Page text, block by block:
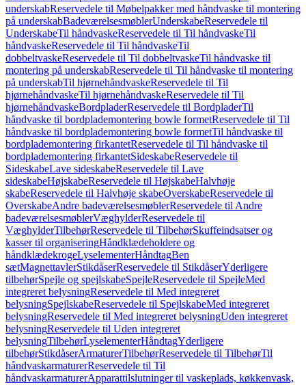
underskabReservedele til Møbelpakker med håndvaske til montering
på underskabBadeværelsesmøblerUnderskabeReservedele til
UnderskabeTil håndvaskeReservedele til Til håndvaskeTil
håndvaskeReservedele til Til håndvaskeTil
dobbeltvaskeReservedele til Til dobbeltvaskeTil håndvaske til
montering på underskabReservedele til Til håndvaske til montering
på underskabTil hjørnehåndvaskeReservedele til Til
hjørnehåndvaskeTil hjørnehåndvaskeReservedele til Til
hjørnehåndvaskeBordpladerReservedele til BordpladerTil
håndvaske til bordplademontering bowle formetReservedele til Til
håndvaske til bordplademontering bowle formetTil håndvaske til
bordplademontering firkantetReservedele til Til håndvaske til
bordplademontering firkantetSideskabeReservedele til
SideskabeLave sideskabeReservedele til Lave
sideskabeHøjskabeReservedele til HøjskabeHalvhøje
skabeReservedele til Halvhøje skabeOverskabeReservedele til
OverskabeAndre badeværelsesmøblerReservedele til Andre
badeværelsesmøblerVæghylderReservedele til
VæghylderTilbehørReservedele til TilbehørSkuffeindsatser og
kasser til organiseringHåndklædeholdere og
håndklædekrogeLyselementerHåndtagBen
sætMagnettavlerStikdåserReservedele til StikdåserYderligere
tilbehørSpejle og spejlskabeSpejleReservedele til SpejleMed
integreret belysningReservedele til Med integreret
belysningSpejlskabeReservedele til SpejlskabeMed integreret
belysningReservedele til Med integreret belysningUden integreret
belysningReservedele til Uden integreret
belysningTilbehørLyselementerHåndtagYderligere
tilbehørStikdåserArmaturerTilbehørReservedele til TilbehørTil
håndvaskarmaturerReservedele til Til
håndvaskarmaturerApparattilslutninger til vaskeplads, køkkenvask,